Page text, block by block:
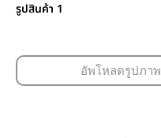
รูปสินค้า 1
อัพโหลดรูปภาพ